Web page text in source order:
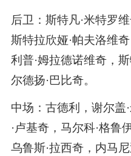
后卫：斯特凡·米特罗
斯特拉欣娅·帕夫洛维
利普·姆拉德诺维奇，
尔德扬·巴比奇。
中场：古德利，谢尔盖
·卢基奇，马尔科·格鲁
乌鲁斯·拉西奇，内马